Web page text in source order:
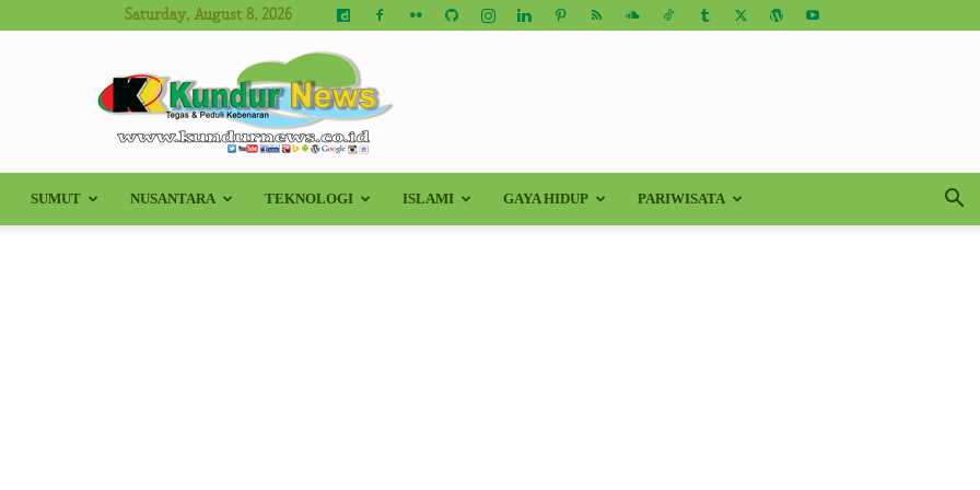
Saturday, August 8, 2026
Kundur
SUMUT NUSANTARA TEKNOLOGI ISLAMI GAYA HIDUP PARIWISATA